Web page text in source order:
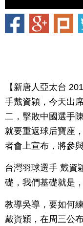
【新唐人亞太台
手戴資穎，今天出
二，擊敗中國選手
就要重返球后寶座
者會上宣布，將參
台灣羽球選手 戴資
礎，我們基礎就是
教導吳導，要如何
戴資穎，在周三公